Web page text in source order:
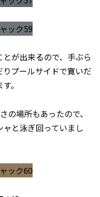
が出来るので、手ぶら
プールサイドで寛いだ
。
の場所もあったので、
と泳ぎ回っていまし